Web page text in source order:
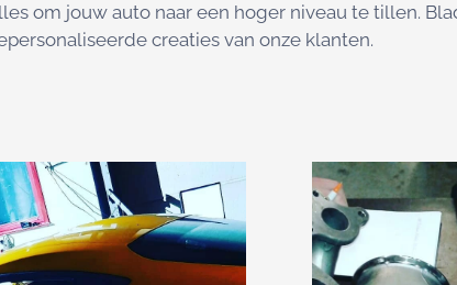
om jouw auto naar een hoger niveau te tillen.
creaties van onze klanten.